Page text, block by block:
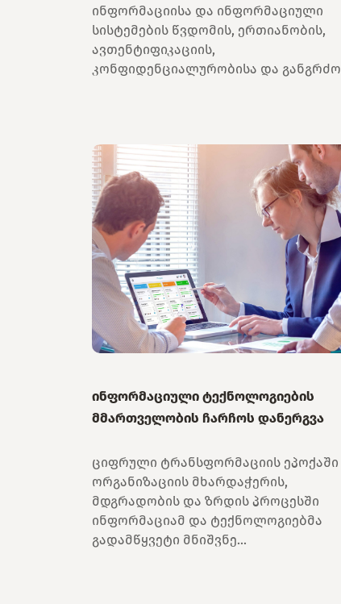
ინფორმაციისა და ინფორმაციული
სისტემების წვდომის, ერთიანობის,
ავთენტიფიკაციის,
კონფიდენციალურობისა და
ინფორმაციული ტექნოლოგიების
მმართველობის ჩარჩოს დანერგვა
ციფრული ტრანსფორმაციის ეპოქაში
ორგანიზაციის მხარდაჭერის,
მდგრადობის და ზრდის პროცესში
ინფორმაციამ და ტექნოლოგიებმა
გადამწყვეტი მნიშვნე...